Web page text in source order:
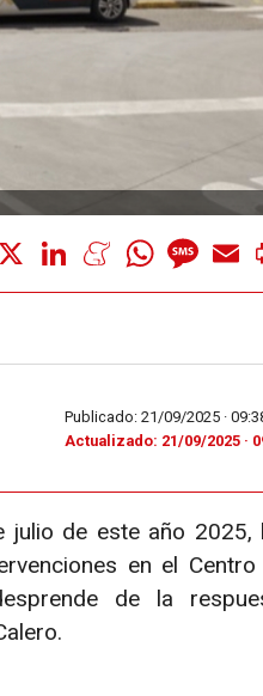
LinkedInMeneameWhatsApp
Publicado: 21/09/2025 ·
Actualizado: 21/09/2025 ·
julio de este año 2025,
en el Centro
de la